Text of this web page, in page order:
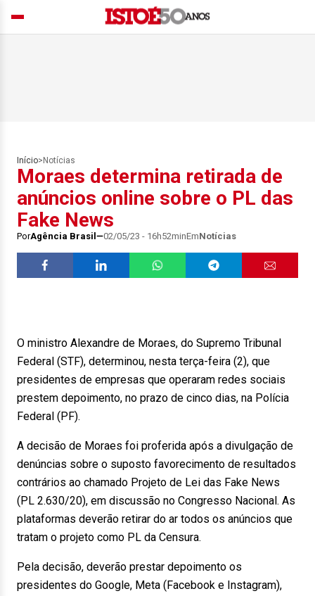
Início> Notícias
Moraes determina retirada de
anúncios online sobre o PL das
Fake News
PorAgência Brasil 02/05/23 - 16h52minEmNotícias
O ministro Alexandre de Moraes, do Supremo Tribunal
Federal (STF), determinou, nesta terça-feira (2), que
presidentes de empresas que operaram redes sociais
prestem depoimento, no prazo de cinco dias, na Polícia
Federal (PF).
A decisão de Moraes foi proferida após a divulgação de
denúncias sobre o suposto favorecimento de resultados
contrários ao chamado Projeto de Lei das Fake News
(PL 2.630/20), em discussão no Congresso Nacional. As
plataformas deverão retirar do ar todos os anúncios que
tratam o projeto como PL da Censura.
Pela decisão, deverão prestar depoimento os
presidentes do Google, Meta (Facebook e Instagram),